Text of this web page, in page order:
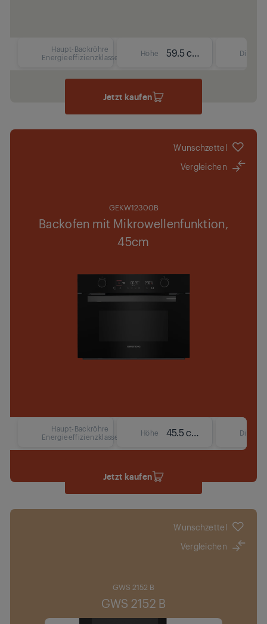
Haupt-Backröhre
Energieeffizienzklasse
Höhe 59.5 cm
Jetzt kaufen
Wunschzettel
Vergleichen
GEKW12300B
Backofen mit Mikrowellenfunktion,
45cm
Haupt-Backröhre
Energieeffizienzklasse
Höhe 45.5 cm
Jetzt kaufen
Wunschzettel
Vergleichen
GWS 2152 B
GWS 2152 B